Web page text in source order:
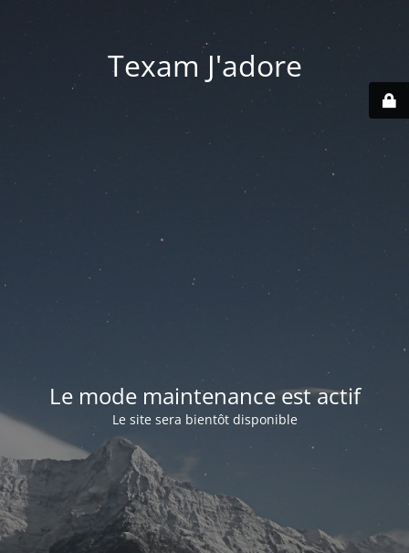
Texam J'adore
Le mode maintenance est actif
Le site sera bientôt disponible